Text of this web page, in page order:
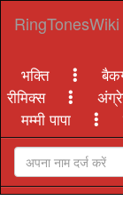
RingTonesWiki
भक्ति
रीमिक्स
मम्मी पापा